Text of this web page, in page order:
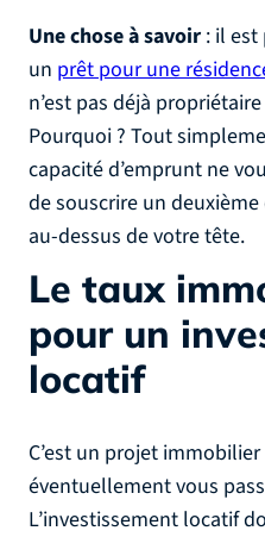
Une chose à savoir : il
un prêt pour une
n’est pas déjà
Pourquoi ? Tout
capacité d’emprunt ne
de souscrire un
au-dessus de votre tête.
Le taux
pour un
locatif
C’est un projet
éventuellement vous
L’investissement locatif